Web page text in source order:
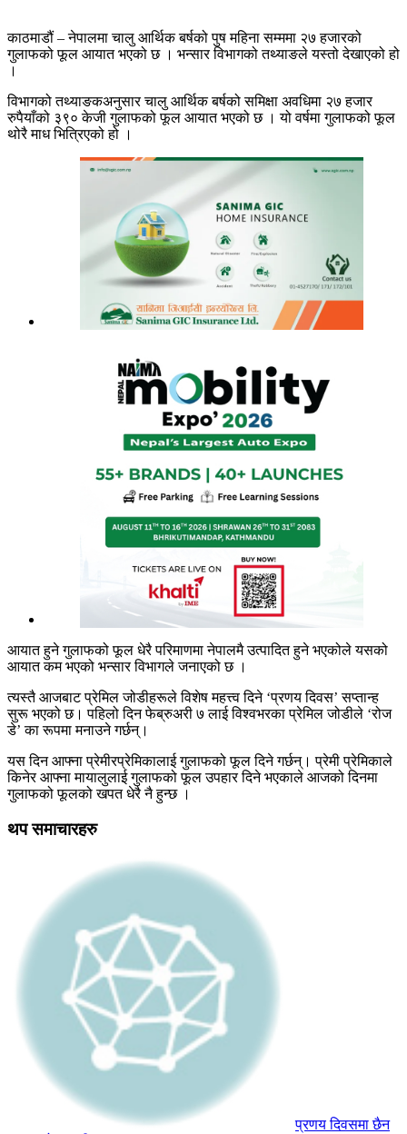
काठमाडौं – नेपालमा चालु आर्थिक बर्षको पुष महिना सम्ममा २७ हजारको
गुलाफको फूल आयात भएको छ । भन्सार विभागको तथ्याङले यस्तो देखाएको हो
।
विभागको तथ्याङकअनुसार चालु आर्थिक बर्षको समिक्षा अवधिमा २७ हजार
रुपैयाँको ३९० केजी गुलाफको फूल आयात भएको छ । यो वर्षमा गुलाफको फूल
थोरै माध भित्रिएको हो ।
आयात हुने गुलाफको फूल धेरै परिमाणमा नेपालमै उत्पादित हुने भएकोले यसको
आयात कम भएको भन्सार विभागले जनाएको छ ।
त्यस्तै आजबाट प्रेमिल जोडीहरूले विशेष महत्त्व दिने ‘प्रणय दिवस’ सप्तान्ह
सुरू भएको छ। पहिलो दिन फेब्रुअरी ७ लाई विश्वभरका प्रेमिल जोडीले ‘रोज
डे’ का रूपमा मनाउने गर्छन्।
यस दिन आफ्ना प्रेमीरप्रेमिकालाई गुलाफको फूल दिने गर्छन्। प्रेमी प्रेमिकाले
किनेर आफ्ना मायालुलाई गुलाफको फूल उपहार दिने भएकाले आजको दिनमा
गुलाफको फूलको खपत धेरै नै हुन्छ ।
थप समाचारहरु
प्रणय दिवसमा छैन